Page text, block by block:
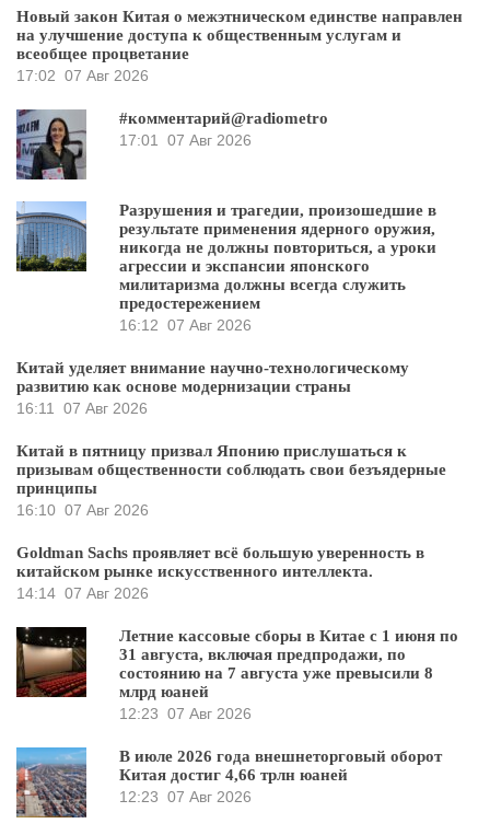
Новый закон Китая о межэтническом единстве направлен
на улучшение доступа к общественным услугам и
всеобщее процветание
17:02 07 Авг 2026
#комментарий@radiometro
17:01
07 Авг 2026
Разрушения и трагедии, произошедшие в
результате применения ядерного оружия,
никогда не должны повториться, а уроки
агрессии и экспансии японского
милитаризма должны всегда служить
предостережением
16:12 07 Авг 2026
Китай уделяет внимание научно-технологическому
развитию как основе модернизации страны
16:11
07 Авг 2026
Китай в пятницу призвал Японию прислушаться к
призывам общественности соблюдать свои безъядерные
принципы
16:10 07 Авг 2026
Goldman Sachs проявляет всё большую уверенность в
китайском рынке искусственного интеллекта.
14:14 07 Авг 2026
Летние кассовые сборы в Китае с 1 июня по
31 августа, включая предпродажи, по
состоянию на 7 августа уже превысили 8
млрд юаней
12:23 07 Авг 2026
В июле 2026 года внешнеторговый оборот
Китая достиг 4,66 трлн юаней
12:23 07 Авг 2026